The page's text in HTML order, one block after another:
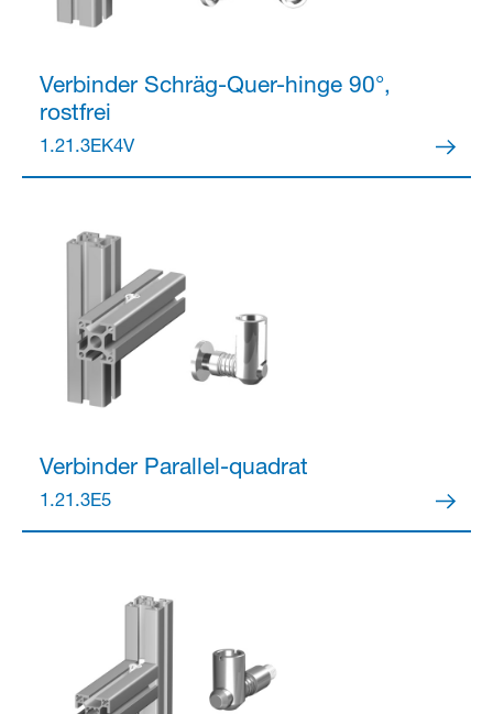
VerbinderSchräg-Quer-hinge 90°,
rostfrei
1.21.3EK4V
VerbinderParallel-quadrat
1.21.3E5
Partner Login
Anmelden